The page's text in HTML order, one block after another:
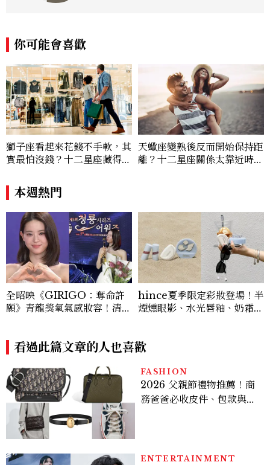
你可能會喜歡
獅子座看起來花錢不手軟，其
實最怕沒錢？十二星座藏得最
價半天，最後卻買最貴的
天蠍座變熟後反而開始保持距
離？十二星座關係太靠近時最
本週熱門
全昭映《GIRIGO：奪命許
願》青龍獎氧氣感妝容！清純
hince夏季限定彩妝登場！半
煙燻眼影、水光唇釉、奶霜腮
看過此篇文章的人也喜歡
FASHION
2026 父親節禮物推薦！商
務爸爸必收皮件、包款與鞋
ENTERTAINMENT